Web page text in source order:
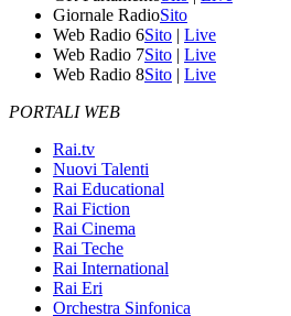
Giornale RadioSito
Web Radio 6Sito | Live
Web Radio 7Sito | Live
Web Radio 8Sito | Live
PORTALI WEB
Rai.tv
Nuovi Talenti
Rai Educational
Rai Fiction
Rai Cinema
Rai Teche
Rai International
Rai Eri
Orchestra Sinfonica